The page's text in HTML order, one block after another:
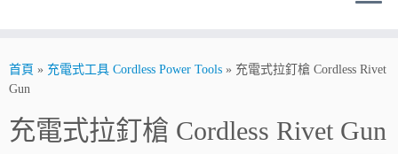
首頁 » 充電式工具 Cordless Power Tools » 充電式拉釘槍 Cordless Rivet
Gun
充電式拉釘槍 Cordless Rivet Gun